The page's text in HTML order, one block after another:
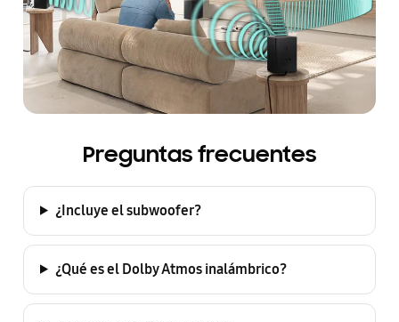
Preguntas frecuentes
¿Incluye el subwoofer?
¿Qué es el Dolby Atmos inalámbrico?